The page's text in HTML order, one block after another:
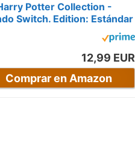
Potter Collection -
Switch. Edition: Estándar
12,99 EUR
Comprar en Amazon